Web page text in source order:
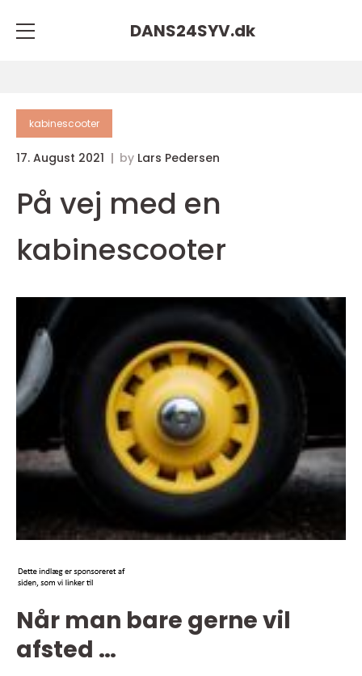
DANS24SYV.dk
kabinescooter
17. August 2021 by Lars Pedersen
På vej med en
kabinescooter
Når man bare gerne vil
afsted …